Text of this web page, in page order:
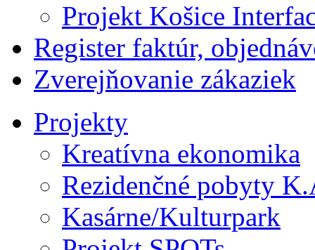
Projekt Košice
Register faktúr,
Zverejňovanie zákaziek
Projekty
Kreatívna ekonomika
Rezidenčné pobyty
Kasárne/Kulturpark